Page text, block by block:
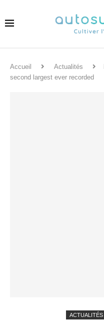
Accueil Actualités
second largest ever recorded
ACTUALITÉS